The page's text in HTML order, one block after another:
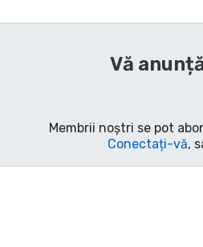
Vă
Membrii noștri se pot
Conectați-vă,